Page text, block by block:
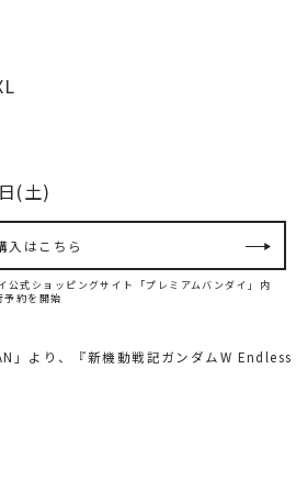
(土)
入はこちら
式ショッピングサイト「プレミアムバンダイ」内
約を開始
」より、『新機動戦記ガンダムW Endless